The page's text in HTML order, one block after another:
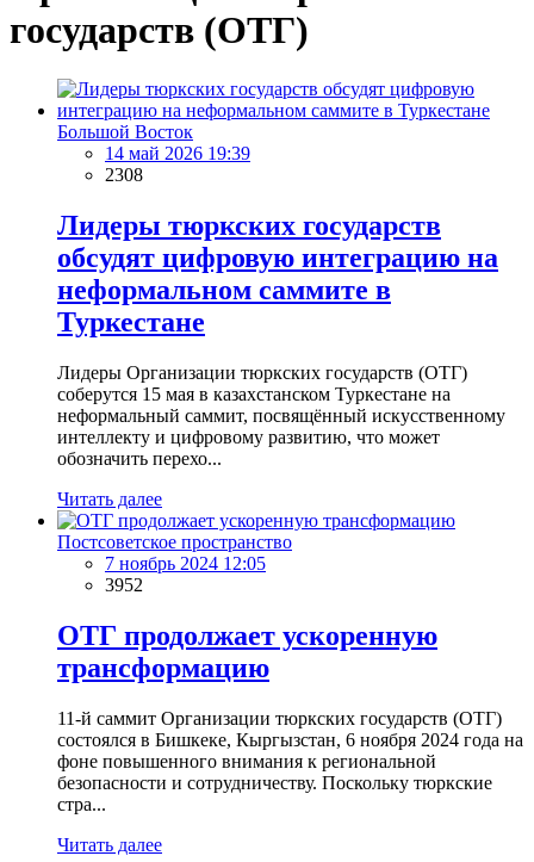
государств (ОТГ)
Большой Восток
14 май 2026 19:39
2308
Лидеры тюркских государств
обсудят цифровую интеграцию на
неформальном саммите в
Туркестане
Лидеры Организации тюркских государств (ОТГ)
соберутся 15 мая в казахстанском Туркестане на
неформальный саммит, посвящённый искусственному
интеллекту и цифровому развитию, что может
обозначить перехо...
Читать далее
Постсоветское пространство
7 ноябрь 2024 12:05
3952
ОТГ продолжает ускоренную
трансформацию
11-й саммит Организации тюркских государств (ОТГ)
состоялся в Бишкеке, Кыргызстан, 6 ноября 2024 года на
фоне повышенного внимания к региональной
безопасности и сотрудничеству. Поскольку тюркские
стра...
Читать далее